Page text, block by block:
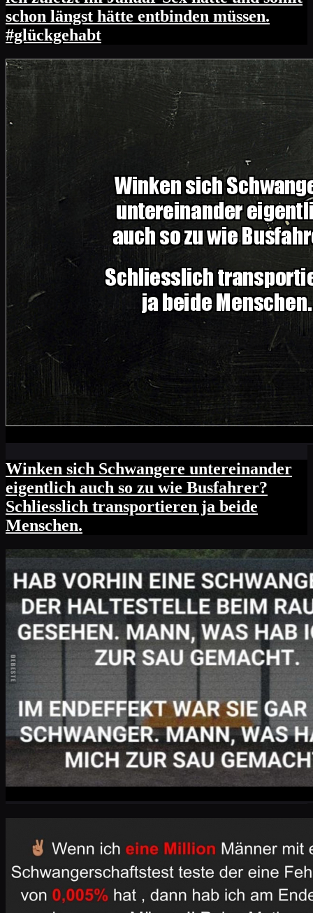
schon längst hätte entbinden müssen.
#glückgehabt
Winken sich Schwangere untereinander
eigentlich auch so zu wie Busfahrer?
Schliesslich transportieren ja beide
Menschen.